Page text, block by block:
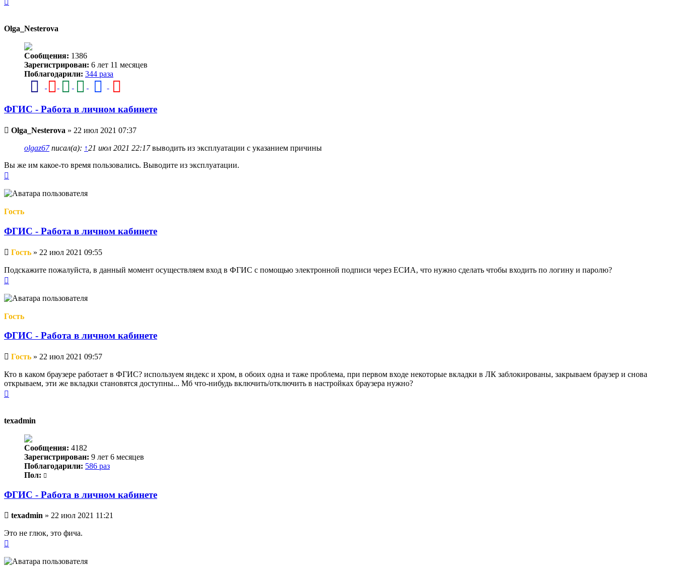
Olga_Nesterova
Сообщения: 1386
Зарегистрирован: 6 лет 11 месяцев
Поблагодарили: 344 раза
ФГИС - Работа в личном кабинете
Непрочитанное
сообщение
Olga_Nesterova » 22 июл 2021 07:37
olgaz67писал(а): ↑21 июл 2021 22:17выводить из эксплуатации с указанием причины
Вы же им какое-то время пользовались. Выводите из эксплуатации.
началу
Гость
ФГИС - Работа в личном кабинете
Непрочитанное
Гость » 22 июл 2021 09:55
Подскажите пожалуйста, в данный момент осуществляем вход в ФГИС с помощью электронной подписи через ЕСИА, что нужно сделать чтобы входить по логину и паролю?
началу
Гость
ФГИС - Работа в личном кабинете
Непрочитанное
Гость » 22 июл 2021 09:57
Кто в каком браузере работает в ФГИС? используем яндекс и хром, в обоих одна и таже проблема, при первом входе некоторые вкладки в ЛК заблокированы, закрываем браузер и снова
открываем, эти же вкладки становятся доступны... Мб что-нибудь включить/отключить в настройках браузера нужно?
texadmin
Сообщения: 4182
Зарегистрирован: 9 лет 6 месяцев
Поблагодарили: 586 раз
Пол:
ФГИС - Работа в личном кабинете
Непрочитанное
texadmin » 22 июл 2021 11:21
Это не глюк, это фича.
началу